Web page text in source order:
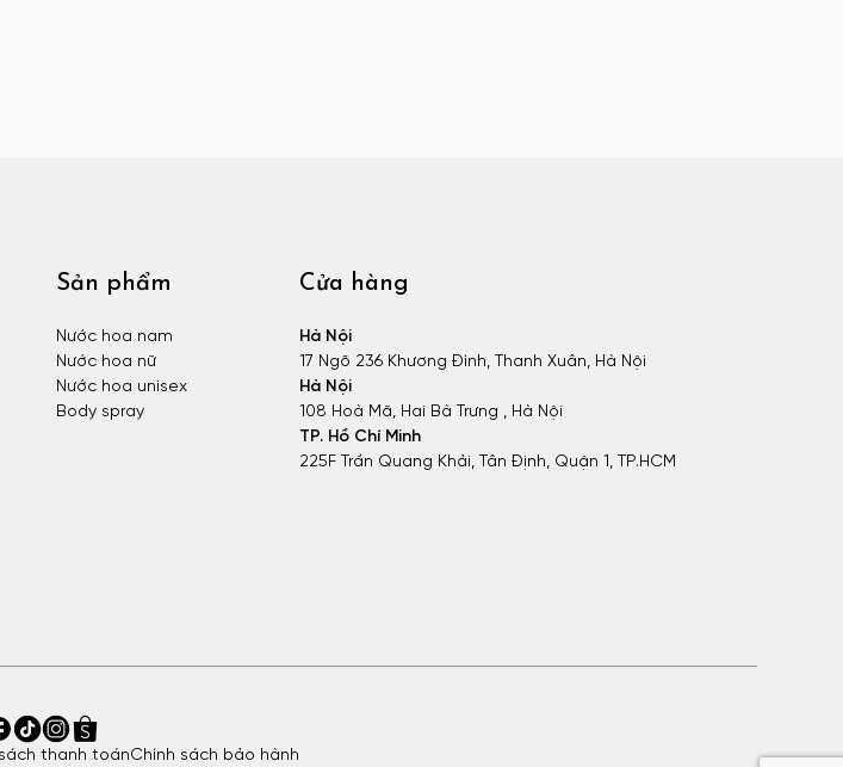
Sản phẩm
Nước hoa nam
Nước hoa nữ
Nước hoa unisex
Body spray
Cửa hàng
Hà Nội
17 Ngõ 236 Khương Đình, Thanh Xuân, Hà Nội
Hà Nội
108 Hoà Mã, Hai Bà Trưng , Hà Nội
TP. Hồ Chí Minh
225F Trần Quang Khải, Tân Định, Quận 1, TP.HCM
thanh toánChính sách bảo hành